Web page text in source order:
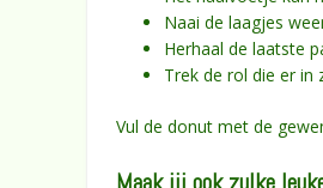
Naai de laagjes
Herhaal de laatste
Trek de rol die er
Vul de donut met de
Maak jij ook zulke